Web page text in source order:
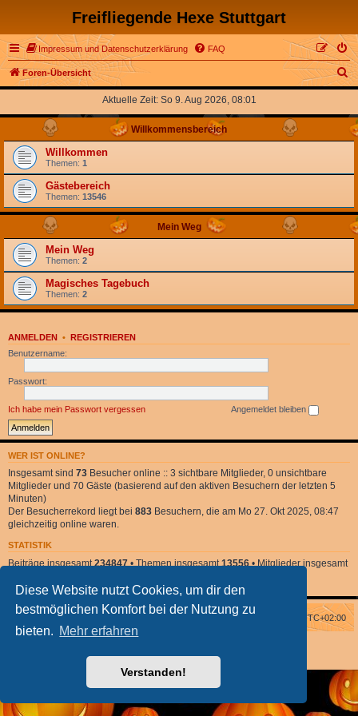
Diese Website nutzt Cookies, um dir den
bestmöglichen Komfort bei der Nutzung zu
bieten. Mehr erfahren
Verstanden!
Freifliegende Hexe Stuttgart
Impressum und Datenschutzerklärung FAQ
Foren-Übersicht
S
u
h
Aktuelle Zeit: So 9. Aug 2026, 08:01
Willkommensbereich
Willkommen
Themen: 1
Gästebereich
Themen: 13546
Mein Weg
Mein Weg
Themen: 2
Magisches Tagebuch
Themen: 2
ANMELDEN • REGISTRIEREN
Benutzername:
Passwort:
Ich habe mein Passwort vergessen Angemeldet bleiben
WER IST ONLINE?
Insgesamt sind 73 Besucher online :: 3 sichtbare Mitglieder, 0 unsichtbare
Mitglieder und 70 Gäste (basierend auf den aktiven Besuchern der letzten 5
Minuten)
Der Besucherrekord liegt bei 883 Besuchern, die am Mo 27. Okt 2025, 08:47
gleichzeitig online waren.
STATISTIK
Beiträge insgesamt 234847 • Themen insgesamt 13556 • Mitglieder insgesamt
Foren-Übersicht UTC+02:00
Powered byphpBB
Deutsche Übersetzung durchphpBB.de